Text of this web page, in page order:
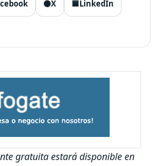
⚫X 🟦LinkedIn
gratuita estará disponible en